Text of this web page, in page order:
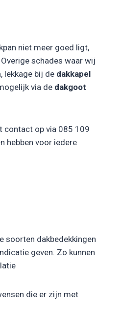
niet meer goed ligt,
schades waar wij
, lekkage bij de dakkapel
via de dakgoot
contact op via 085 109
hebben voor iedere
soorten dakbedekkingen
geven. Zo kunnen
die er zijn met